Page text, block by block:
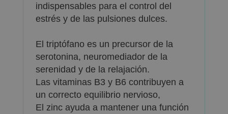
indispensables para el control del
estrés y de las pulsiones dulces.
El triptófano es un precursor de la
serotonina, neuromediador de la
serenidad y de la relajación.
Las vitaminas B3 y B6 contribuyen a
un correcto equilibrio nervioso,
El zinc ayuda a mantener una función